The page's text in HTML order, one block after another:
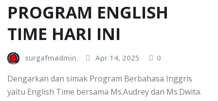
PROGRAM ENGLISH
TIME HARI INI
surgafmadmin Apr 14, 2025 0
Dengarkan dan simak Program Berbahasa Inggris
yaitu English Time bersama Ms.Audrey dan Ms.Dwita.